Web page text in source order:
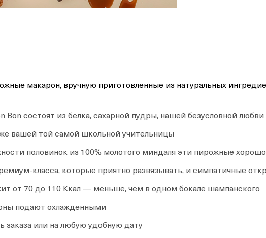
макарон, вручную приготовленные из натуральных
Bon состоят из белка, сахарной пудры, нашей безусловной
вашей той самой школьной учительницы
половинок из 100% молотого миндаля эти пирожные
класса, которые приятно развязывать, и симпатичные
от 70 до 110 Ккал — меньше, чем в одном бокале шампанского
подают охлажденными
заказа или на любую удобную дату